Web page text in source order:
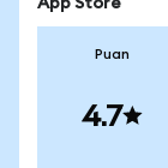
App Store
Puan
4.7